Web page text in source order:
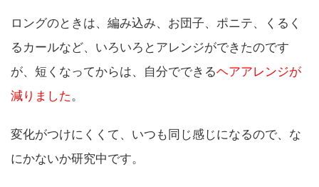
ロングのときは、編み込み、お団子、ポニテ、くるく
るカールなど、いろいろとアレンジができたのです
が、短くなってからは、自分でできるヘアアレンジが
減りました。
変化がつけにくくて、いつも同じ感じになるので、な
にかないか研究中です。